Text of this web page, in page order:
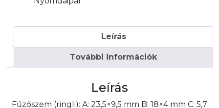
Leírás
További információk
Leírás
Fűzőszem (ringli): A: 23,5×9,5 mm B: 18×4 mm C: 5,7